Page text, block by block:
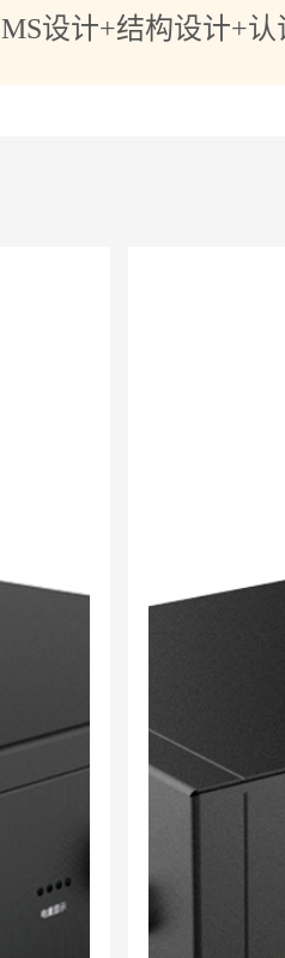
设计+结构设计+